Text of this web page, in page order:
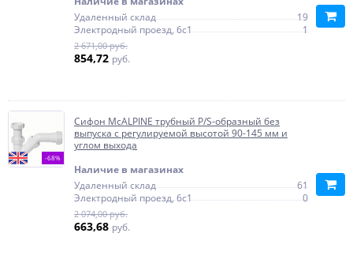
Удаленный склад
19
Электродный проезд, 6с1
1
2 671,00 руб.
854,72 руб.
-68%
Сифон McALPINE трубный P/S-образный без
выпуска с регулируемой высотой 90-145 мм и
углом выхода
Наличие в магазинах
Удаленный склад
61
Электродный проезд, 6с1
0
2 074,00 руб.
663,68 руб.